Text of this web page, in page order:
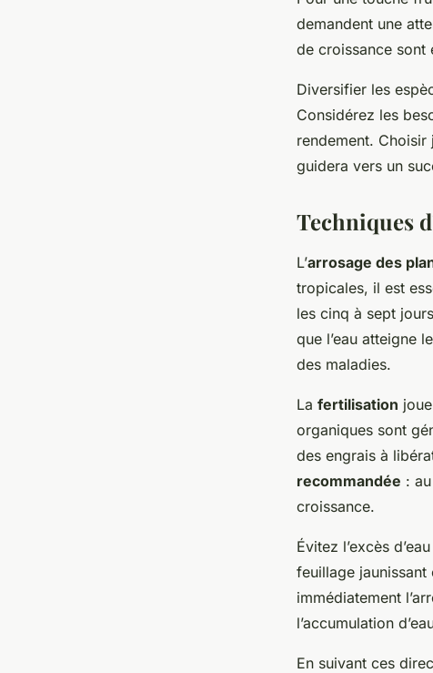
demandent une
de croissance sont
Diversifier les
Considérez les
rendement.
guidera vers un
Techniques
L’arrosage des
tropicales, il est
les cinq à sept
que l’eau atteigne
des maladies.
La fertilisation
organiques sont
des engrais à
recommandée :
croissance.
Évitez l’excès
feuillage
immédiatement
l’accumulation
En suivant ces